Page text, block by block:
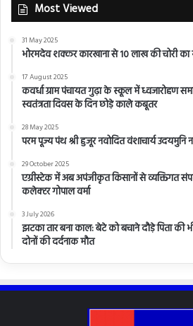
Most Viewed
31 May 2025
भोरमदेव शक्कर कारखाना से 10 लाख की चोरी का
17 August 2025
कवर्धा ग्राम पंचायत गुढ़ा के स्कूल में ध्वजारोहण
स्वतंत्रता दिवस के दिन छोड़े काले कबूतर
28 May 2025
परम पूज्य पंथ श्री हुजूर नवोदित वंशाचार्य
29 October 2025
एग्रीस्टेक में अब अपंजीकृत किसानों से व्यक्तिगत
कलेक्टर गोपाल वर्मा
3 July 2026
झटका तार बना काल: बेटे को बचाने दौड़े पिता
दोनों की दर्दनाक मौत